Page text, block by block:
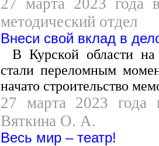
27 марта 2023 года
методический отдел
Внеси свой вклад в
В Курской области
стали переломным
начато строительство
27 марта 2023 года
Вяткина О. А.
Весь мир – театр!